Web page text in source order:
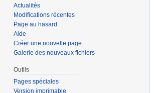
Actualités
Modifications récentes
Page au hasard
Aide
Créer une nouvelle page
Galerie des nouveaux fichiers
Outils
Pages spéciales
Version imprimable